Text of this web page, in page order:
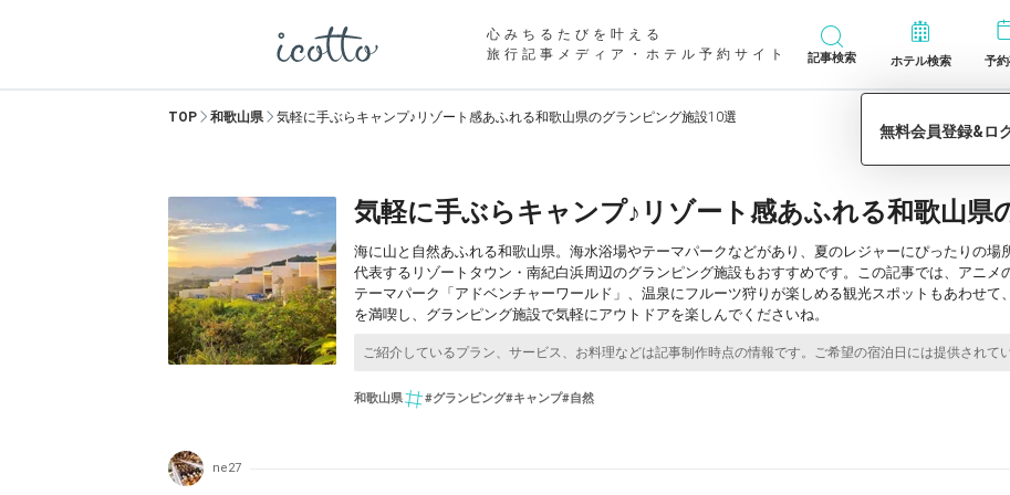
心みちるたびを叶える
旅行記事メディア・ホテル予約サイト
記事検索 ホテル検索 予
TOP 和歌山県 気軽に手ぶらキャンプ♪リゾート感あふれる和歌山県のグランピング施設10選
気軽に手ぶらキャンプ♪リゾート感あふれる和歌山県
海に山と自然あふれる和歌山県。海水浴場やテーマパークなどがあり、夏のレジャーにぴったりの
代表するリゾートタウン・南紀白浜周辺のグランピング施設もおすすめです。この記事では、アニ
テーマパーク「アドベンチャーワールド」、温泉にフルーツ狩りが楽しめる観光スポットもあわせ
を満喫し、グランピング施設で気軽にアウトドアを楽しんでくださいね。
和歌山県 #グランピング#キャンプ#自然
ne27